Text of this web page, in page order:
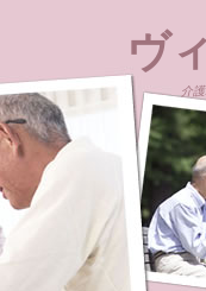
ヴ
介